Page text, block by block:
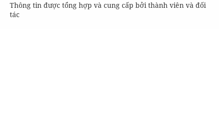
Thông tin được tổng hợp và cung cấp bởi thành viên và đối
tác